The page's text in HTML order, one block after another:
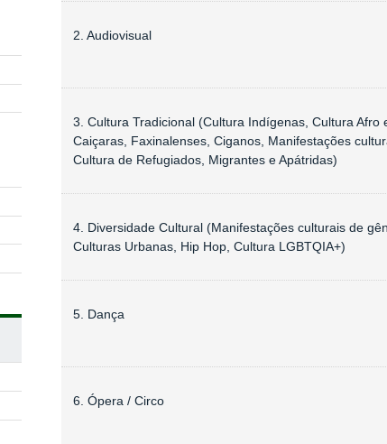
2. Audiovisual
3. Cultura Tradicional (Cultura Indígenas, Cultura Afro
Caiçaras, Faxinalenses, Ciganos, Manifestações
Cultura de Refugiados, Migrantes e Apátridas)
4. Diversidade Cultural (Manifestações culturais de
Culturas Urbanas, Hip Hop, Cultura LGBTQIA+)
5. Dança
6. Ópera / Circo